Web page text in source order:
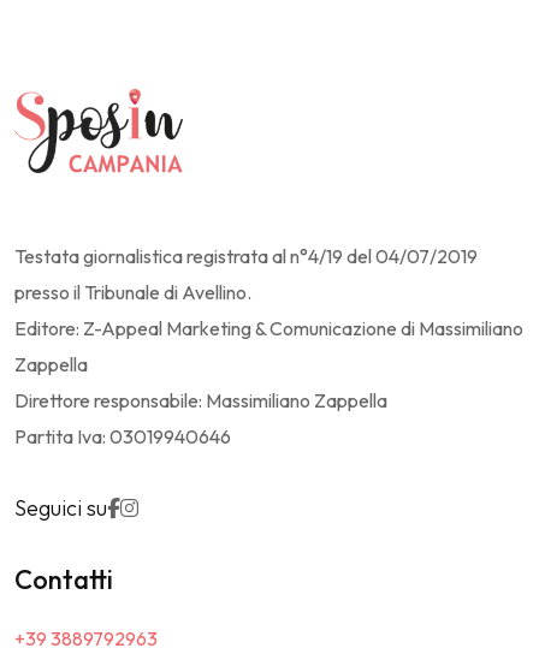
Testata giornalistica registrata al n°4/19 del 04/07/2019
presso il Tribunale di Avellino.
Editore: Z-Appeal Marketing & Comunicazione di Massimiliano
Zappella
Direttore responsabile: Massimiliano Zappella
Partita Iva: 03019940646
Seguici su
Contatti
+39 3889792963